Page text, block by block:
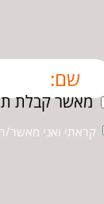
מאשר קבלת
קראתי ואני